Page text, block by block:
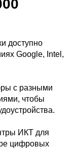
доступно
Google, Intel,
с разными
чтобы
ИКТ для
цифровых